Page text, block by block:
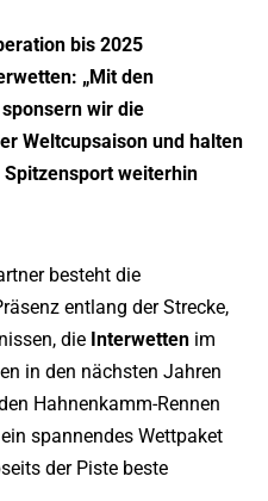
bis 2025
„Mit den
wir die
Weltcupsaison und halten
weiterhin
besteht die
entlang der Strecke,
die Interwetten im
in den nächsten Jahren
Hahnenkamm-Rennen
spannendes Wettpaket
der Piste beste